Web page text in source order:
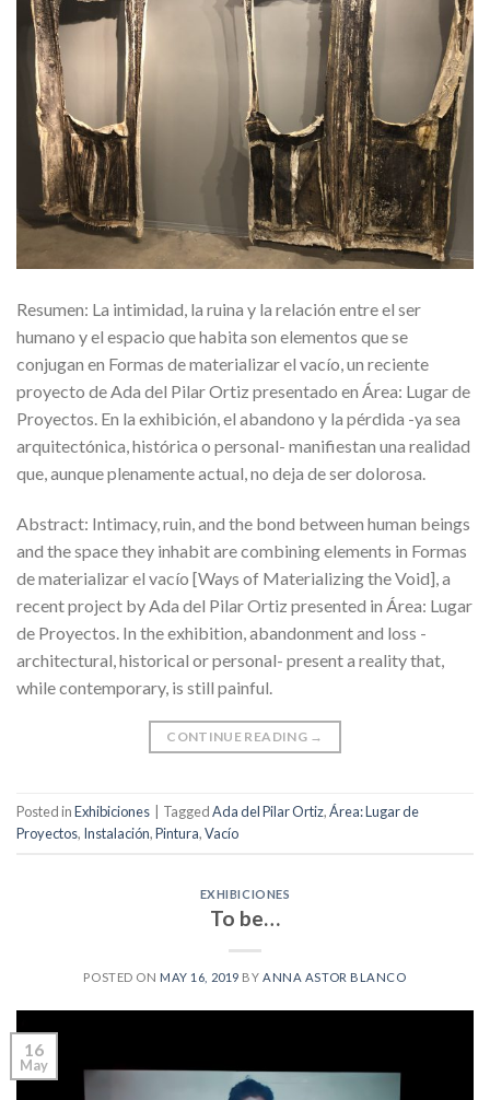
Resumen: La intimidad, la ruina y la relación entre el ser
humano y el espacio que habita son elementos que se
conjugan en Formas de materializar el vacío, un reciente
proyecto de Ada del Pilar Ortiz presentado en Área: Lugar de
Proyectos. En la exhibición, el abandono y la pérdida -ya sea
arquitectónica, histórica o personal- manifiestan una realidad
que, aunque plenamente actual, no deja de ser dolorosa.
Abstract: Intimacy, ruin, and the bond between human beings
and the space they inhabit are combining elements in Formas
de materializar el vacío [Ways of Materializing the Void], a
recent project by Ada del Pilar Ortiz presented in Área: Lugar
de Proyectos. In the exhibition, abandonment and loss -
architectural, historical or personal- present a reality that,
while contemporary, is still painful.
CONTINUE READING →
Posted inExhibiciones TaggedAda del Pilar Ortiz,Área: Lugar de
Proyectos, Instalación,Pintura,Vacío
EXHIBICIONES
To be…
POSTED ON MAY 16, 2019 BYANNA ASTOR BLANCO
16
May